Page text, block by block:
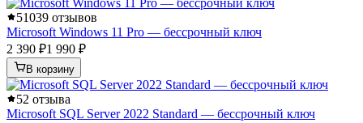
51039 отзывов
Microsoft Windows 11 Pro — бессрочный ключ
2 390 ₽1 990 ₽
В корзину
52 отзыва
Microsoft SQL Server 2022 Standard — бессрочный ключ